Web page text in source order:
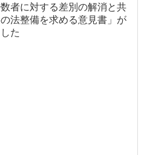
者に対する差別の解消と共
法整備を求める意見書」が
た